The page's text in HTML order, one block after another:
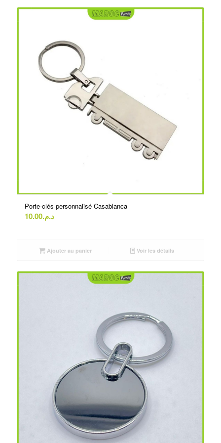
Porte-clés personnalisé Casablanca
د.م.10.00
Ajouter au panier Voir les détails